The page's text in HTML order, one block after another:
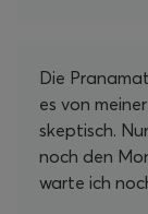
Die
es von
skeptisch.
noch den
warte ich